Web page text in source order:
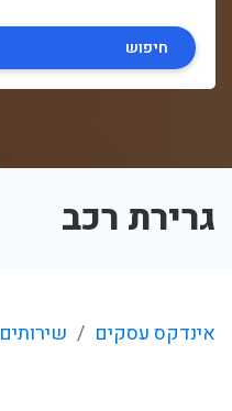
חיפוש
גרירת רכב
אינדקס עסקים שירותים